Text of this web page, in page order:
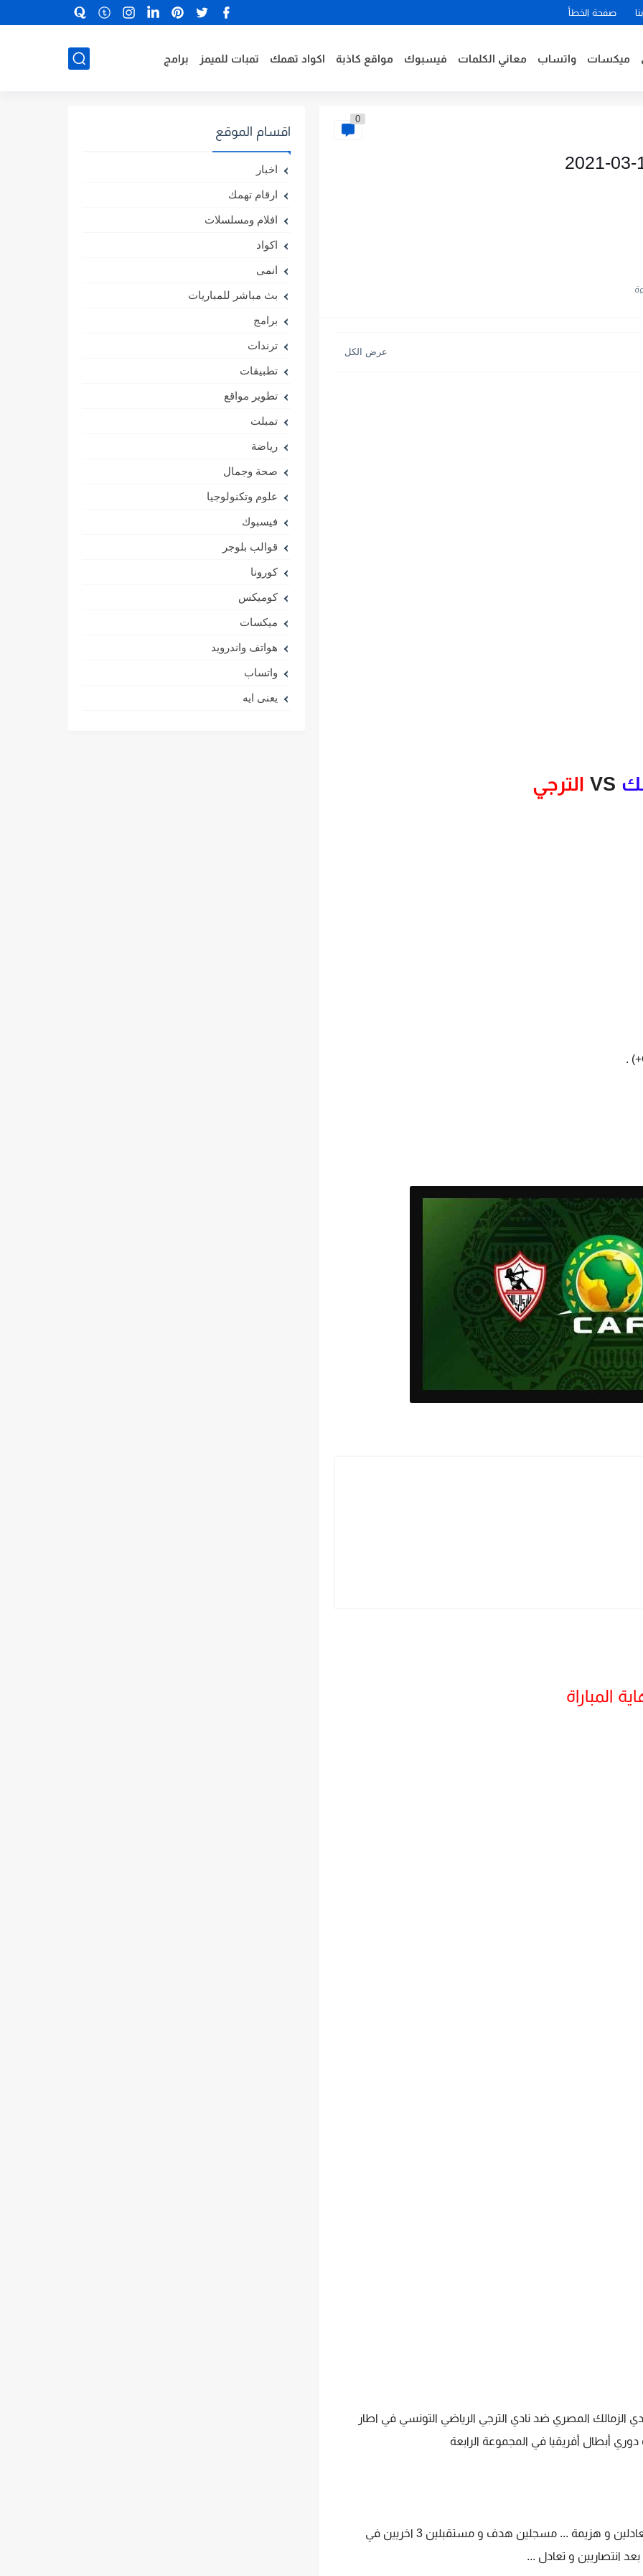
صفحة الخطأ
ميكسات واتساب معاني الكلمات فيسبوك مواقع كاذبة اكواد تهمك تمبات للميمز برامج
0
VS الترجي
المباراة
الزمالك المصري ضد نادي الترجي الرياضي التونسي في اطار
أبطال أفريقيا في المجموعة الرابعة
يحتل نادي الزمالك المركز الثالث برصيد نقطتين بعد تعادلين و هزيمة ... مسجلين هدف و مستقبلين 3 اخريين في
اقسام الموقع
اخبار
ارقام تهمك
افلام ومسلسلات
اكواد
انمى
بث مباشر للمباريات
برامج
ترندات
تطبيقات
تطوير مواقع
تمبلت
رياضة
صحة وجمال
علوم وتكنولوجيا
فيسبوك
قوالب بلوجر
كورونا
كوميكس
ميكسات
هواتف واندرويد
واتساب
يعنى ايه